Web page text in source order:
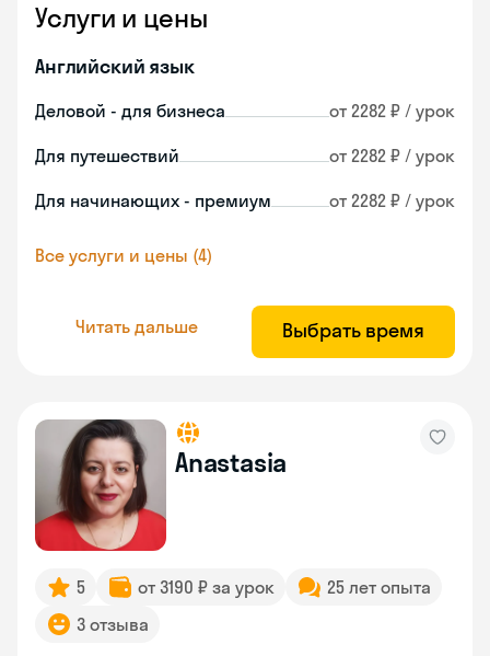
Услуги и цены
Английский язык
Деловой - для бизнеса от 2282 ₽ / урок
Для путешествий от 2282 ₽ / урок
Для начинающих - премиум от 2282 ₽ / урок
Все услуги и цены (4)
Читать дальше Выбрать время
Anastasia
5 от 3190 ₽ за урок
25 лет опыта
3 отзыва